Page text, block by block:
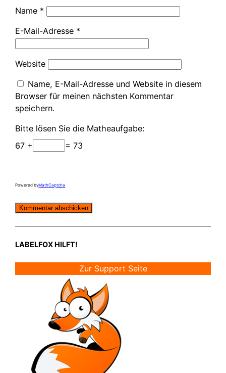
LABELFOX HILFT!
Zur Support Seite
Name *
E-Mail-Adresse *
Website
Name, E-Mail-Adresse und Website in diesem
Browser für meinen nächsten Kommentar
speichern.
Bitte lösen Sie die Matheaufgabe:
67 +
= 73
Powered byMathCaptcha